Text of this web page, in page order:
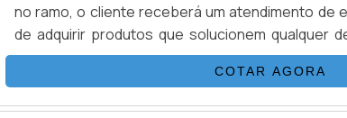
no ramo, o cliente receberá um atendimento de
de adquirir produtos que solucionem qualquer
por loja de materiais de refrigeração, com a
Refrigeração o cliente encontrará excelente
peças para sistemas de refrigeração
COTAR AGORA